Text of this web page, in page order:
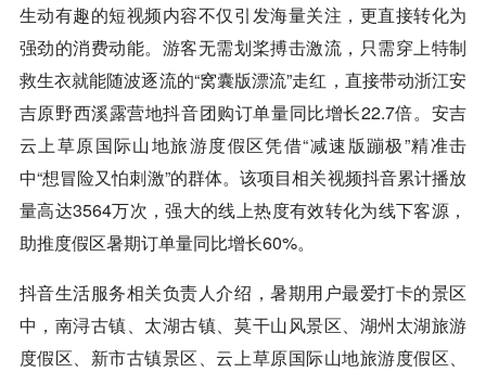
生动有趣的短视频内容不仅引发海量关注，更直接转化为
强劲的消费动能。游客无需划桨搏击激流，只需穿上特制
救生衣就能随波逐流的“窝囊版漂流”走红，直接带动浙江安
吉原野西溪露营地抖音团购订单量同比增长22.7倍。安吉
云上草原国际山地旅游度假区凭借“减速版蹦极”精准击
中“想冒险又怕刺激”的群体。该项目相关视频抖音累计播放
量高达3564万次，强大的线上热度有效转化为线下客源，
助推度假区暑期订单量同比增长60%。
抖音生活服务相关负责人介绍，暑期用户最爱打卡的景区
中，南浔古镇、太湖古镇、莫干山风景区、湖州太湖旅游
度假区、新市古镇景区、云上草原国际山地旅游度假区、